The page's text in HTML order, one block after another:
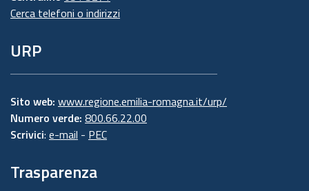
Cerca telefoni o indirizzi
URP
Sito web: www.regione.emilia-romagna.it/urp/
Numero verde: 800.66.22.00
Scrivici: e-mail - PEC
Trasparenza